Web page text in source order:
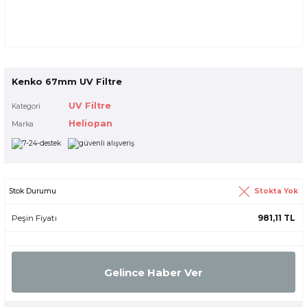
Kenko 67mm UV Filtre
Kategori UV Filtre
Marka Heliopan
Stok Durumu Stokta Yok
Peşin Fiyatı 981,11 TL
Gelince Haber Ver